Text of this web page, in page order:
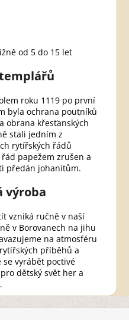
od 5 do 15 let
roku 1119 po první
byla ochrana poutníků
obrana křesťanských
stali jedním z
rytířských řádů
papežem zrušen a
předán johanitům.
výroba
vzniká ručně v naší
v Borovanech na jihu
na atmosféru
příběhů a
se vyrábět poctivé
dětský svět her a